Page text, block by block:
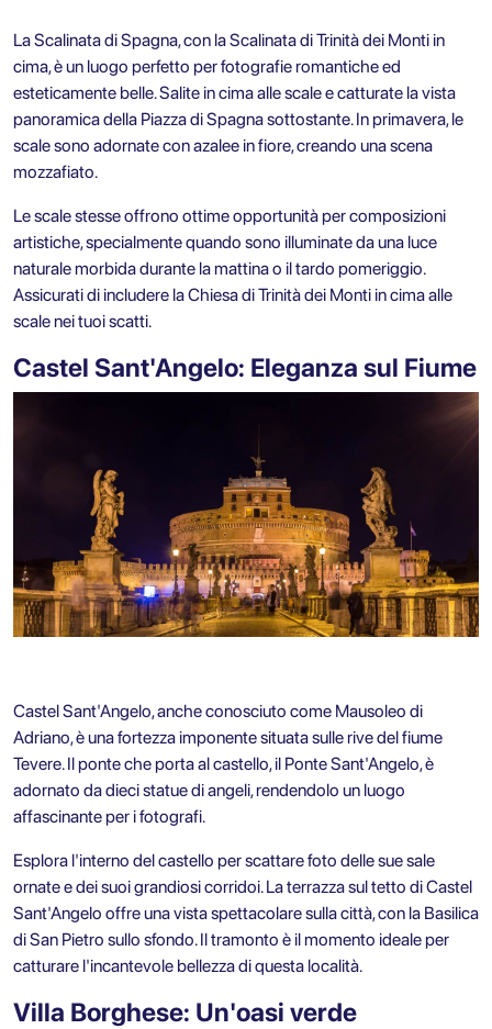
La Scalinata di Spagna, con la Scalinata di Trinità dei Monti in
cima, è un luogo perfetto per fotografie romantiche ed
esteticamente belle. Salite in cima alle scale e catturate la vista
panoramica della Piazza di Spagna sottostante. In primavera, le
scale sono adornate con azalee in fiore, creando una scena
mozzafiato.
Le scale stesse offrono ottime opportunità per composizioni
artistiche, specialmente quando sono illuminate da una luce
naturale morbida durante la mattina o il tardo pomeriggio.
Assicurati di includere la Chiesa di Trinità dei Monti in cima alle
scale nei tuoi scatti.
Castel Sant'Angelo: Eleganza sul Fiume
Castel Sant'Angelo, anche conosciuto come Mausoleo di
Adriano, è una fortezza imponente situata sulle rive del fiume
Tevere. Il ponte che porta al castello, il Ponte Sant'Angelo, è
adornato da dieci statue di angeli, rendendolo un luogo
affascinante per i fotografi.
Esplora l'interno del castello per scattare foto delle sue sale
ornate e dei suoi grandiosi corridoi. La terrazza sul tetto di Castel
Sant'Angelo offre una vista spettacolare sulla città, con la Basilica
di San Pietro sullo sfondo. Il tramonto è il momento ideale per
catturare l'incantevole bellezza di questa località.
Villa Borghese: Un'oasi verde